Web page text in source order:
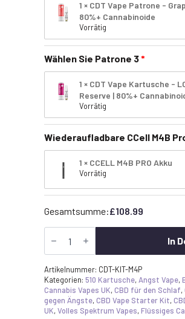
1 × CDT Vape Patrone -
80%+ Cannabinoide
Vorrätig
Wählen Sie Patrone 3
1 × CDT Vape Kartusche -
Reserve | 80%+
Vorrätig
Wiederaufladbare CCell M4B
1 × CCELL M4B PRO Akku
Vorrätig
Gesamtsumme:£108.99
CDT
Vape
UK
-
3
Reserve
Patronen
In
Artikelnummer: CDT-KIT-M4P
Kategorien: 510 Kartusche, Angst Vape,
Cannabis Vapes UK,CBD für den Schlaf,
gegen Ängste,CBD Vape Starter Kit,
UK,Volles Spektrum Vapes,Flüssiges